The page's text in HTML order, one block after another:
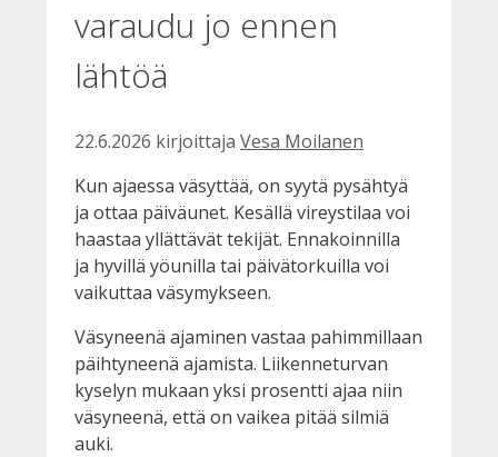
varaudu jo ennen
lähtöä
22.6.2026 kirjoittaja Vesa Moilanen
Kun ajaessa väsyttää, on syytä pysähtyä
ja ottaa päiväunet. Kesällä vireystilaa voi
haastaa yllättävät tekijät. Ennakoinnilla
ja hyvillä yöunilla tai päivätorkuilla voi
vaikuttaa väsymykseen.
Väsyneenä ajaminen vastaa pahimmillaan
päihtyneenä ajamista. Liikenneturvan
kyselyn mukaan yksi prosentti ajaa niin
väsyneenä, että on vaikea pitää silmiä
auki.